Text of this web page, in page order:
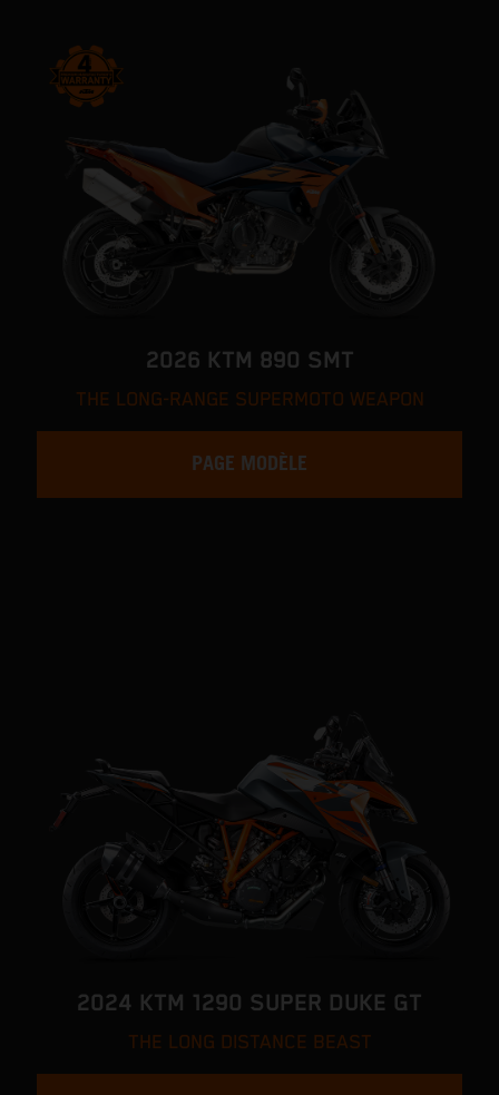
2026 KTM 890 SMT
THE LONG-RANGE SUPERMOTO WEAPON
PAGE MODÈLE
2024 KTM 1290 SUPER DUKE GT
THE LONG DISTANCE BEAST